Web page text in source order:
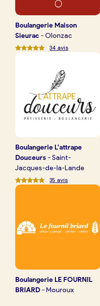
Boulangerie Maison
Sieurac -Olonzac
34 avis
Boulangerie L’attrape
Douceurs-Saint-
Jacques-de-la-Lande
35 avis
Boulangerie LE FOURNIL
BRIARD-Mouroux